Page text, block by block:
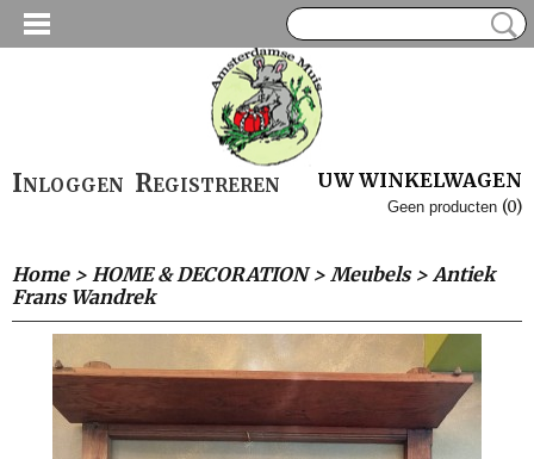
Inloggen Registreren UW WINKELWAGEN
Geen producten (0)
Home> HOME & DECORATION> Meubels> Antiek
Frans Wandrek